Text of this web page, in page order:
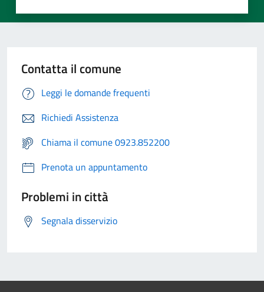
Contatta il comune
Leggi le domande frequenti
Richiedi Assistenza
Chiama il comune 0923.852200
Prenota un appuntamento
Problemi in città
Segnala disservizio